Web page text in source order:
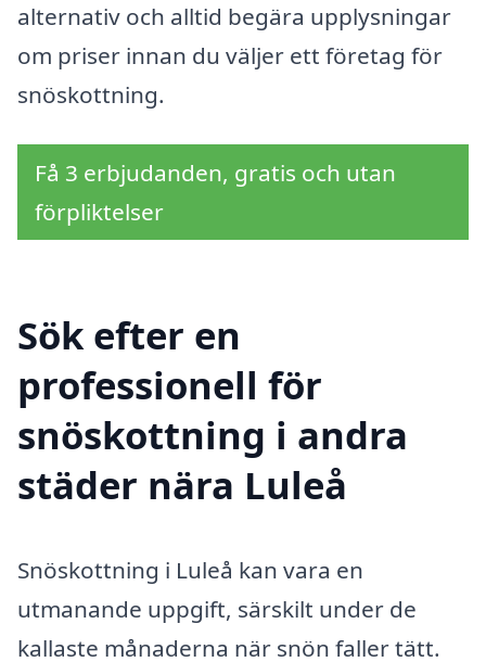
alternativ och alltid begära upplysningar
om priser innan du väljer ett företag för
snöskottning.
Få 3 erbjudanden, gratis och utan
förpliktelser
Sök efter en
professionell för
snöskottning i andra
städer nära Luleå
Snöskottning i Luleå kan vara en
utmanande uppgift, särskilt under de
kallaste månaderna när snön faller tätt.